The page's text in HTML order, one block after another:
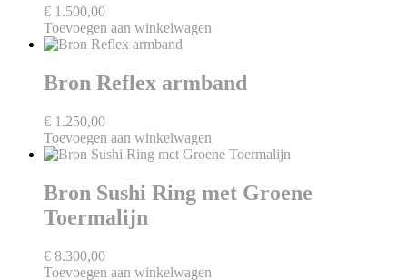
€ 1.500,00
Toevoegen aan winkelwagen
Bron Reflex armband
€ 1.250,00
Toevoegen aan winkelwagen
Bron Sushi Ring met Groene
Toermalijn
€ 8.300,00
Toevoegen aan winkelwagen